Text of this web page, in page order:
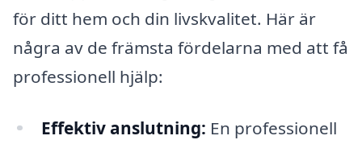
för ditt hem och din livskvalitet. Här är
några av de främsta fördelarna med att få
professionell hjälp:
Effektiv anslutning: En professionell